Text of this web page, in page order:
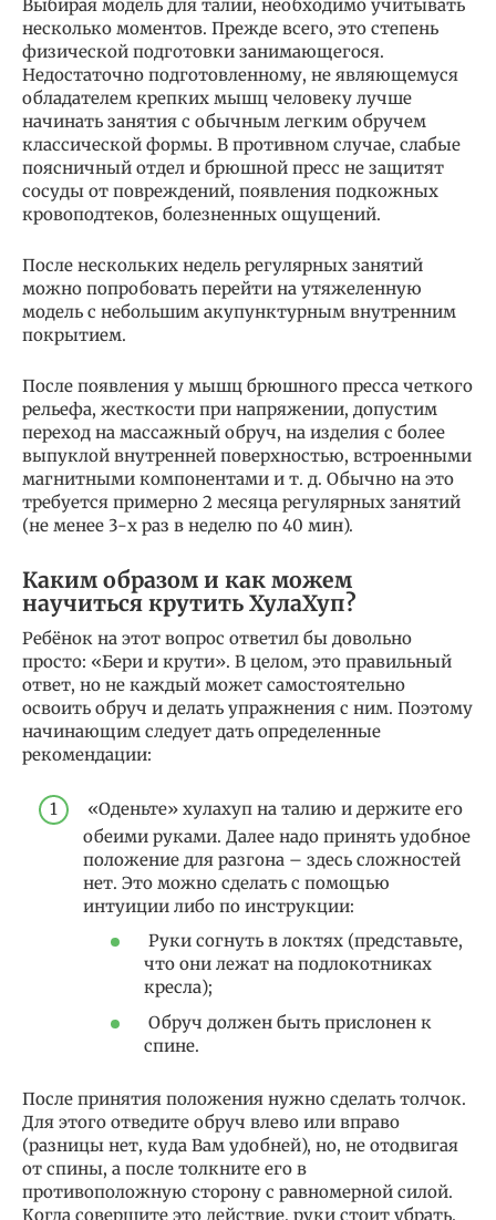
Выбирая модель для талии, необходимо учитывать
несколько моментов. Прежде всего, это степень
физической подготовки занимающегося.
Недостаточно подготовленному, не являющемуся
обладателем крепких мышц человеку лучше
начинать занятия с обычным легким обручем
классической формы. В противном случае, слабые
поясничный отдел и брюшной пресс не защитят
сосуды от повреждений, появления подкожных
кровоподтеков, болезненных ощущений.
После нескольких недель регулярных занятий
можно попробовать перейти на утяжеленную
модель с небольшим акупунктурным внутренним
покрытием.
После появления у мышц брюшного пресса четкого
рельефа, жесткости при напряжении, допустим
переход на массажный обруч, на изделия с более
выпуклой внутренней поверхностью, встроенными
магнитными компонентами и т. д. Обычно на это
требуется примерно 2 месяца регулярных занятий
(не менее 3-х раз в неделю по 40 мин).
Каким образом и как можем
научиться крутить ХулаХуп?
Ребёнок на этот вопрос ответил бы довольно
просто: «Бери и крути». В целом, это правильный
ответ, но не каждый может самостоятельно
освоить обруч и делать упражнения с ним. Поэтому
начинающим следует дать определенные
рекомендации:
«Оденьте» хулахуп на талию и держите его
обеими руками. Далее надо принять удобное
положение для разгона – здесь сложностей
нет. Это можно сделать с помощью
интуиции либо по инструкции:
Руки согнуть в локтях (представьте,
что они лежат на подлокотниках
кресла);
Обруч должен быть прислонен к
спине.
После принятия положения нужно сделать толчок.
Для этого отведите обруч влево или вправо
(разницы нет, куда Вам удобней), но, не отодвигая
от спины, а после толкните его в
противоположную сторону с равномерной силой.
Когда совершите это действие, руки стоит убрать.